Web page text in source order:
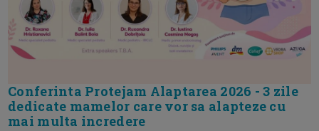
Conferinta Protejam Alaptarea 2026 - 3 zile
dedicate mamelor care vor sa alapteze cu
mai multa incredere